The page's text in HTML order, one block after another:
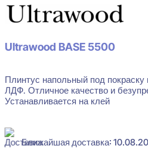
Ultrawood BASE 5500
Плинтус напольный под покраску
ЛДФ. Отличное качество и
Устанавливается на клей
Ближайшая доставка: